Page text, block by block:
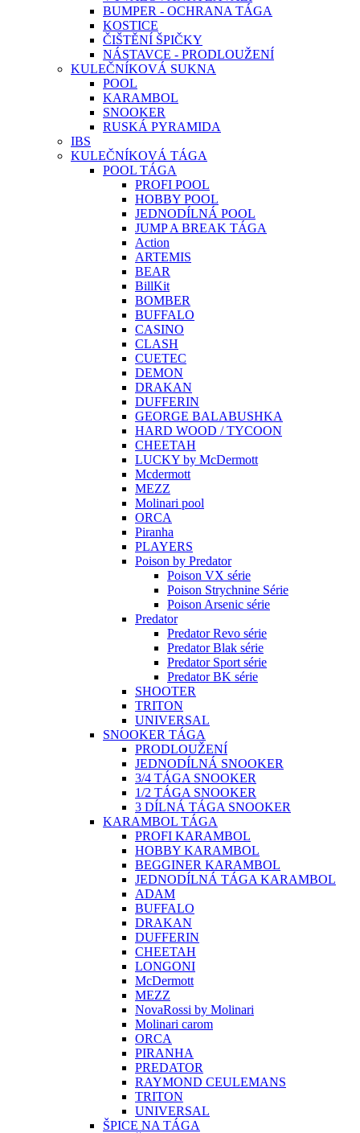
BUMPER - OCHRANA TÁGA
KOSTICE
ČIŠTĚNÍ ŠPIČKY
NÁSTAVCE - PRODLOUŽENÍ
KULEČNÍKOVÁ SUKNA
POOL
KARAMBOL
SNOOKER
RUSKÁ PYRAMIDA
IBS
KULEČNÍKOVÁ TÁGA
POOL TÁGA
PROFI POOL
HOBBY POOL
JEDNODÍLNÁ POOL
JUMP A BREAK TÁGA
Action
ARTEMIS
BEAR
BillKit
BOMBER
BUFFALO
CASINO
CLASH
CUETEC
DEMON
DRAKAN
DUFFERIN
GEORGE BALABUSHKA
HARD WOOD / TYCOON
CHEETAH
LUCKY by McDermott
Mcdermott
MEZZ
Molinari pool
ORCA
Piranha
PLAYERS
Poison by Predator
Poison VX série
Poison Strychnine Série
Poison Arsenic série
Predator
Predator Revo série
Predator Blak série
Predator Sport série
Predator BK série
SHOOTER
TRITON
UNIVERSAL
SNOOKER TÁGA
PRODLOUŽENÍ
JEDNODÍLNÁ SNOOKER
3/4 TÁGA SNOOKER
1/2 TÁGA SNOOKER
3 DÍLNÁ TÁGA SNOOKER
KARAMBOL TÁGA
PROFI KARAMBOL
HOBBY KARAMBOL
BEGGINER KARAMBOL
JEDNODÍLNÁ TÁGA KARAMBOL
ADAM
BUFFALO
DRAKAN
DUFFERIN
CHEETAH
LONGONI
McDermott
MEZZ
NovaRossi by Molinari
Molinari carom
ORCA
PIRANHA
PREDATOR
RAYMOND CEULEMANS
TRITON
UNIVERSAL
ŠPICE NA TÁGA